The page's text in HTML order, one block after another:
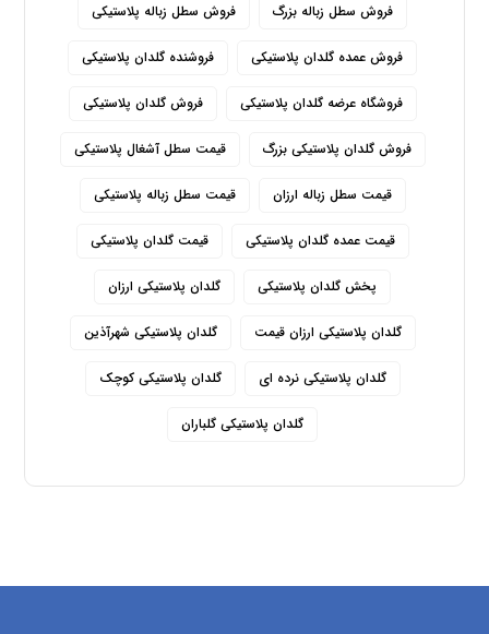
فروش سطل زباله بزرگ فروش سطل زباله پلاستیکی
فروش عمده گلدان پلاستیکی فروشنده گلدان پلاستیکی
فروشگاه عرضه گلدان پلاستیکی فروش گلدان پلاستیکی
فروش گلدان پلاستیکی بزرگ قیمت سطل آشغال پلاستیکی
قیمت سطل زباله ارزان قیمت سطل زباله پلاستیکی
قیمت عمده گلدان پلاستیکی قیمت گلدان پلاستیکی
پخش گلدان پلاستیکی گلدان پلاستیکی ارزان
گلدان پلاستیکی ارزان قیمت گلدان پلاستیکی شهرآذین
گلدان پلاستیکی نرده ای گلدان پلاستیکی کوچک
گلدان پلاستیکی گلباران